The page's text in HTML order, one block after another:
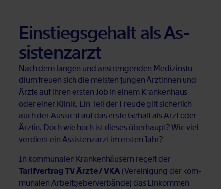
Ein­stiegs­ge­halt als As­
sis­tenz­arzt
Nach dem lan­gen und an­stren­gen­den Me­di­zin­stu­
di­um freu­en sich die meis­ten jun­gen Ärz­tin­nen und
Ärz­te auf ih­ren ers­ten Job in ei­nem Kran­ken­haus
oder ei­ner Kli­nik. Ein Teil der Freu­de gilt si­cher­lich
auch der Aus­sicht auf das ers­te Ge­halt als Arzt oder
Ärz­tin. Doch wie hoch ist die­ses über­haupt? Wie viel
ver­dient ein As­sis­tenz­arzt im ers­ten Jahr?
In kom­mu­na­len Kran­ken­häu­sern re­gelt der
Tarifvertrag TV Ärzte / VKA(Ver­ei­ni­gung der kom­
mu­na­len Ar­beit­ge­ber­ver­bän­de) das Ein­kom­men